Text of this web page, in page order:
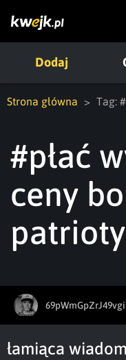
Dodaj
Strona główna Tag:
#płać
ceny bo
łamiąca